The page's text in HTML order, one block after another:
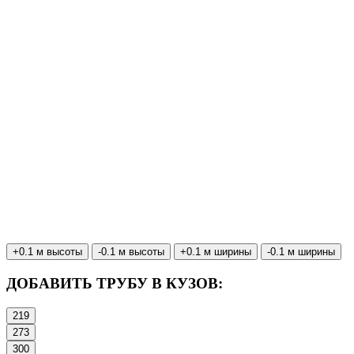
+0.1 м высоты -0.1 м высоты +0.1 м ширины -0.1 м ширины
ДОБАВИТЬ ТРУБУ В КУЗОВ:
219
273
300